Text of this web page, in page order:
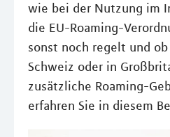
wie bei der Nutzung im
die EU-Roaming-
sonst noch regelt und
Schweiz oder in
zusätzliche Roaming-
erfahren Sie in diesem